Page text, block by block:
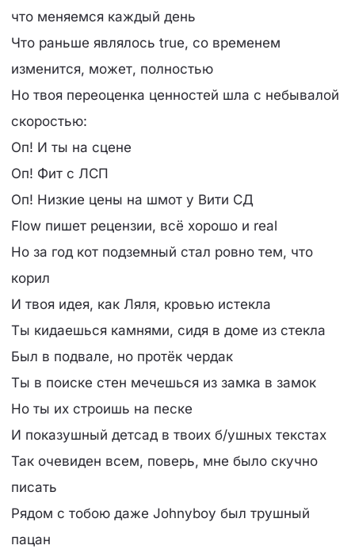
что меняемся каждый день
Что раньше являлось true, со временем
изменится, может, полностью
Но твоя переоценка ценностей шла с небывалой
скоростью:
Оп! И ты на сцене
Оп! Фит с ЛСП
Оп! Низкие цены на шмот у Вити СД
Flow пишет рецензии, всё хорошо и real
Но за год кот подземный стал ровно тем, что
корил
И твоя идея, как Ляля, кровью истекла
Ты кидаешься камнями, сидя в доме из стекла
Был в подвале, но протёк чердак
Ты в поиске стен мечешься из замка в замок
Но ты их строишь на песке
И показушный детсад в твоих б/ушных текстах
Так очевиден всем, поверь, мне было скучно
писать
Рядом с тобою даже Johnyboy был трушный
пацан